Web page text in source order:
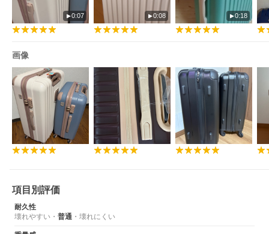
0:07 0:08 0:18
画像
項目別評価
耐久性
壊れやすい ・ 普通 ・ 壊れにくい